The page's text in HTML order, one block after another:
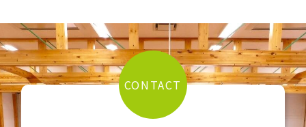
CONTACT